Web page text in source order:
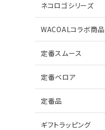
ネコロゴシリーズ
WACOALコラボ商品
定番スムース
定番ベロア
定番品
ギフトラッピング